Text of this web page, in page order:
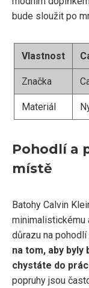
bude sloužit po
Vlastnost
Značka
Materiál
Pohodlí a
místě
Batohy Calvin
minimalistickému
důrazu na
na tom, aby byly
chystáte do
popruhy jsou